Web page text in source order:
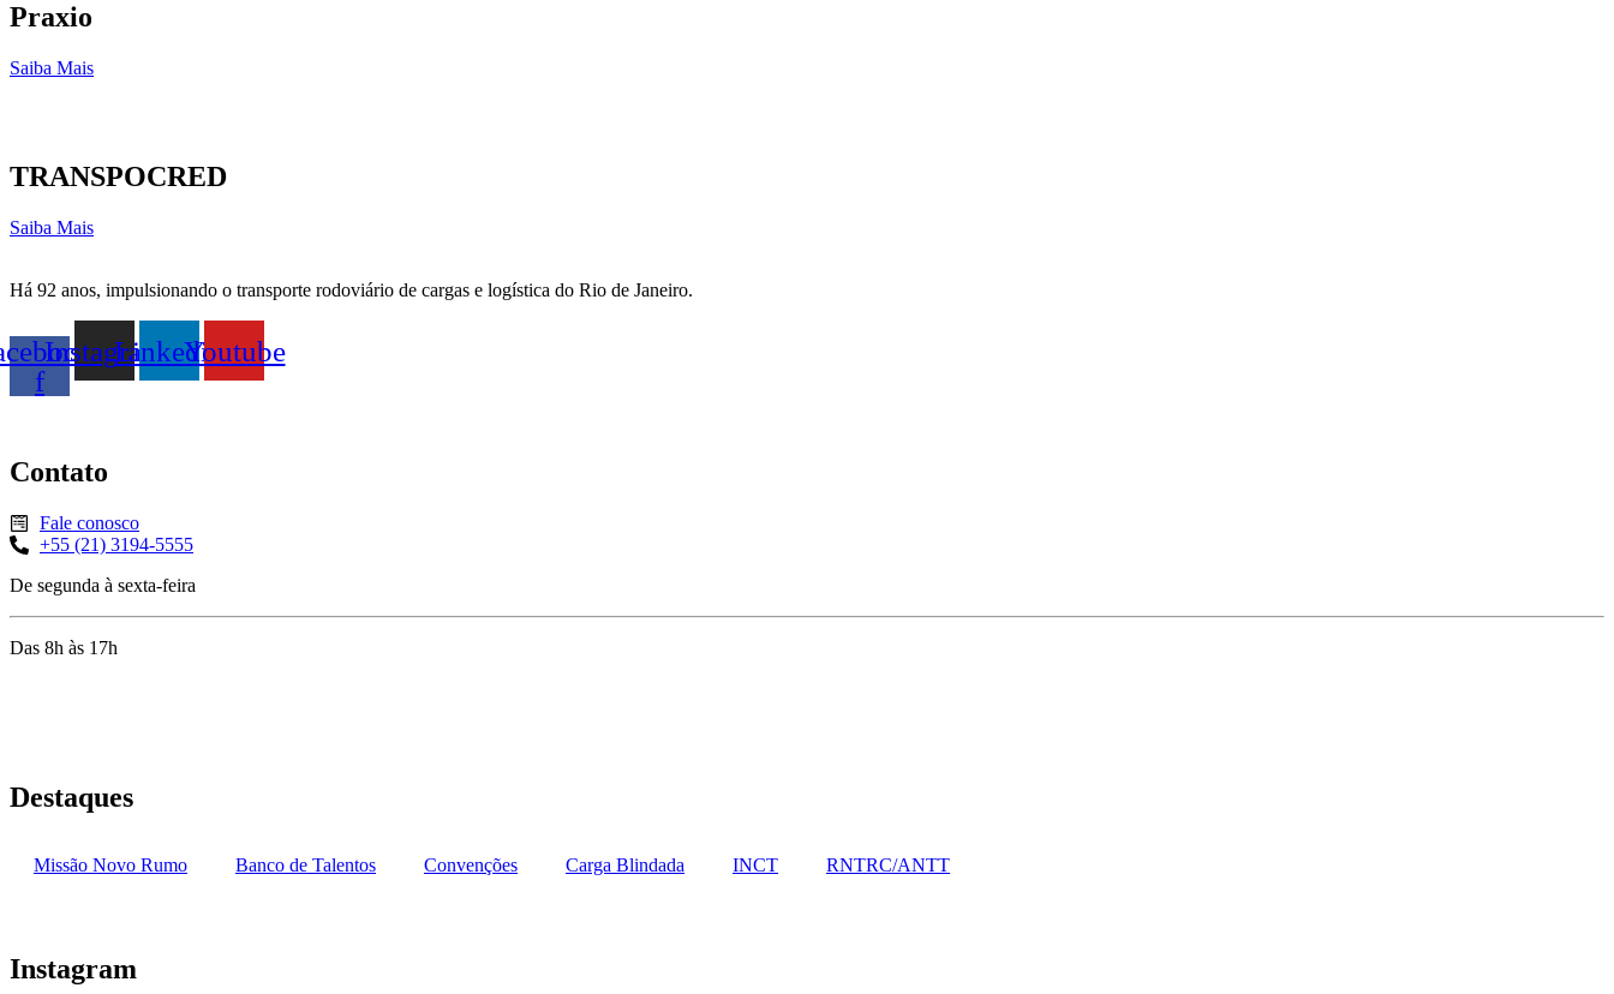
Praxio
Saiba Mais
TRANSPOCRED
Saiba Mais
Há 92 anos, impulsionando o transporte rodoviário de cargas e logística do Rio de Janeiro.
f
InstagramLinkedinYoutube
Contato
Fale conosco
+55 (21) 3194-5555
De segunda à sexta-feira
Das 8h às 17h
Destaques
Missão Novo Rumo Banco de Talentos Convenções Carga Blindada INCT RNTRC/ANTT
Instagram